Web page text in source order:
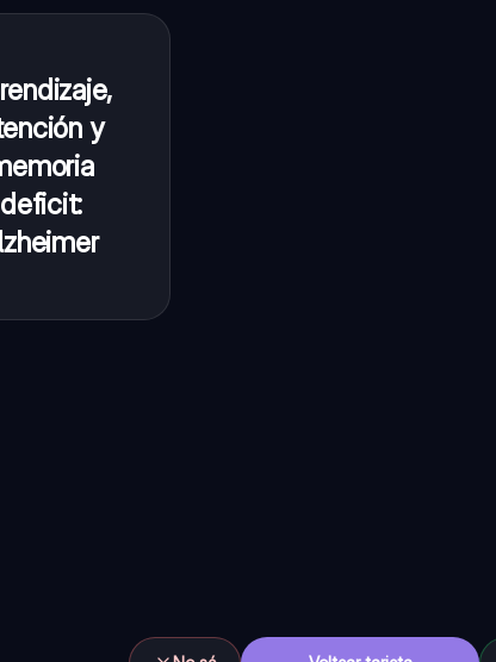
y
deficit:
deficit: depresión y ansiedad
de alto estrés.
—